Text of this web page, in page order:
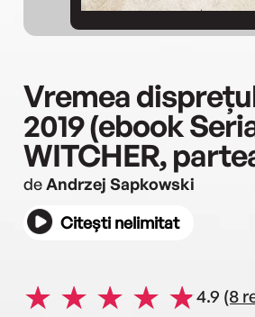
Vremea
2019 (ebook
WITCHER,
deAndrzej Sapkowski
Citești nelimitat
4.9 (8